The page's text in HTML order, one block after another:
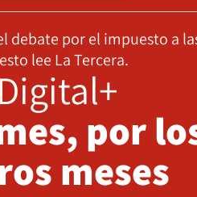
debate por el impuesto a
lee La Tercera.
por
meses